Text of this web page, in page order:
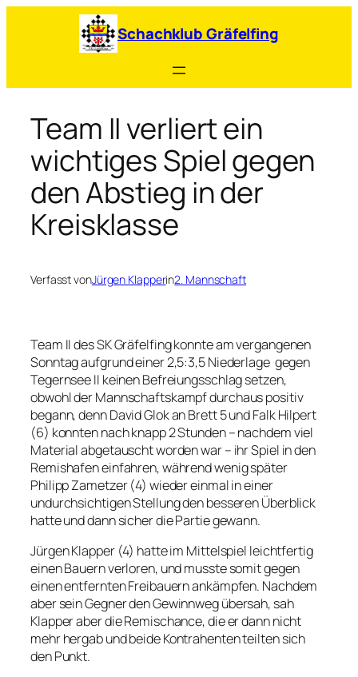
Schachklub Gräfelfing
Team II verliert ein
wichtiges Spiel gegen
den Abstieg in der
Kreisklasse
Verfasst vonJürgen Klapperin2. Mannschaft
Team II des SK Gräfelfing konnte am vergangenen
Sonntag aufgrund einer 2,5:3,5 Niederlage gegen
Tegernsee II keinen Befreiungsschlag setzen,
obwohl der Mannschaftskampf durchaus positiv
begann, denn David Glok an Brett 5 und Falk Hilpert
(6) konnten nach knapp 2 Stunden – nachdem viel
Material abgetauscht worden war – ihr Spiel in den
Remishafen einfahren, während wenig später
Philipp Zametzer (4) wieder einmal in einer
undurchsichtigen Stellung den besseren Überblick
hatte und dann sicher die Partie gewann.
Jürgen Klapper (4) hatte im Mittelspiel leichtfertig
einen Bauern verloren, und musste somit gegen
einen entfernten Freibauern ankämpfen. Nachdem
aber sein Gegner den Gewinnweg übersah, sah
Klapper aber die Remischance, die er dann nicht
mehr hergab und beide Kontrahenten teilten sich
den Punkt.